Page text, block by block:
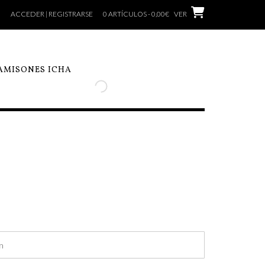
ACCEDER | REGISTRARSE 0 ARTÍCULOS - 0,00€ VER
ICHA